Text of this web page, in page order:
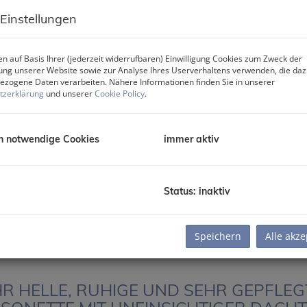
5-ZIMMER-
AUF ca. 708 m² GRUND IN
Zimmer Fläche
ca. 150 m2
HELLE, RUHIGE UND SEHR
auf Basis Ihrer (jederzeit widerrufbaren) Einwilligung Cookies zum Zweck der
unserer Website sowie zur Analyse Ihres Userverhaltens verwenden, die
Daten verarbeiten. Nähere Informationen finden Sie in unserer
und unsererCookie Policy.
notwendige Cookies immer aktiv
Status: inaktiv
Speichern Alle